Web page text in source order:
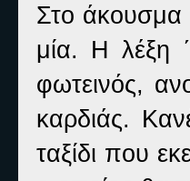
Στο άκουσμα
μία. Η λέξη
φωτεινός,
καρδιάς.
ταξίδι που